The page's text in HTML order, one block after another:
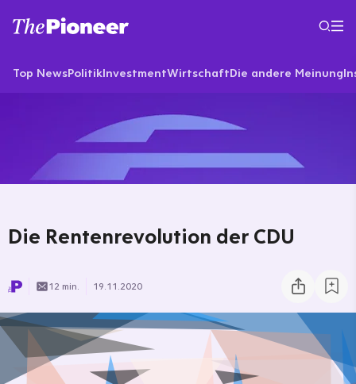
Top NewsPolitikInvestmentWirtschaftDie andere Meinung
Die Rentenrevolution der CDU
12 min. 19.11.2020